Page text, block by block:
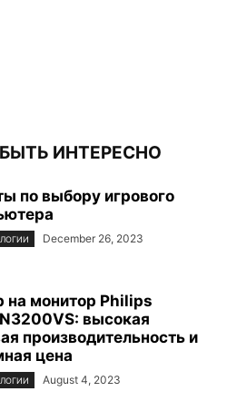
ИНТЕРЕСНО
по выбору игрового
December 26, 2023
на монитор Philips
высокая
производительность и
цена
August 4, 2023